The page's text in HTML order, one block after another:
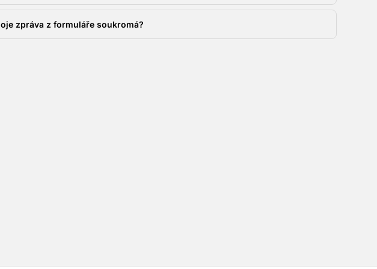
zpráva z formuláře soukromá?